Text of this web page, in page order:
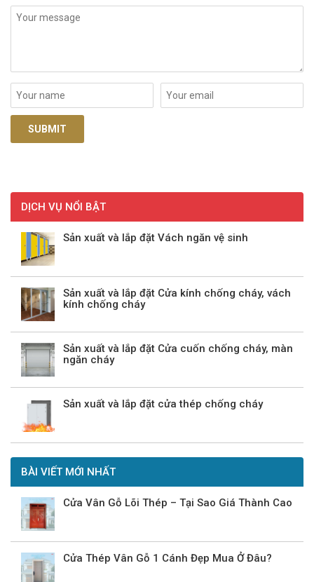
DỊCH VỤ NỔI BẬT
Sản xuất và lắp đặt Vách ngăn vệ sinh
Sản xuất và lắp đặt Cửa kính chống cháy, vách
kính chống cháy
Sản xuất và lắp đặt Cửa cuốn chống cháy, màn
ngăn cháy
Sản xuất và lắp đặt cửa thép chống cháy
BÀI VIẾT MỚI NHẤT
Cửa Vân Gỗ Lõi Thép – Tại Sao Giá Thành Cao
Cửa Thép Vân Gỗ 1 Cánh Đẹp Mua Ở Đâu?